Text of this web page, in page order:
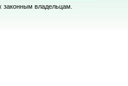
законным владельцам.